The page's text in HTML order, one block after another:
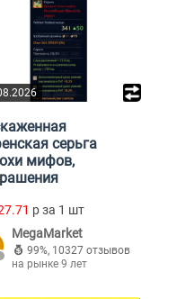
серьга
мифов,
p за 1 шт
MegaMarket
99%, 10327 отзывов
на рынке 9 лет